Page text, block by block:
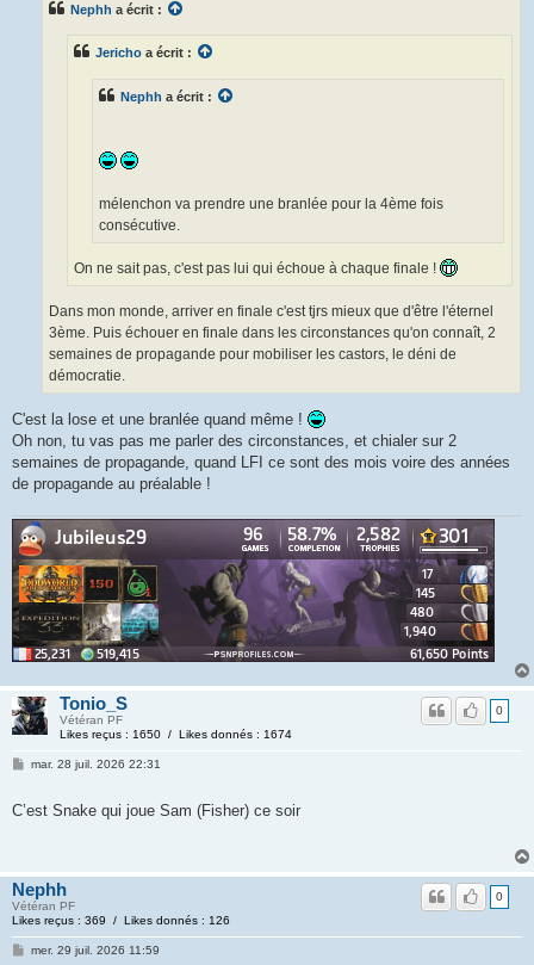
Nephh a écrit :
Jericho a écrit :
Nephh a écrit :
mélenchon va prendre une branlée pour la 4ème fois
consécutive.
On ne sait pas, c'est pas lui qui échoue à chaque finale !
Dans mon monde, arriver en finale c'est tjrs mieux que d'être l'éternel
3ème. Puis échouer en finale dans les circonstances qu'on connaît, 2
semaines de propagande pour mobiliser les castors, le déni de
démocratie.
C'est la lose et une branlée quand même !
Oh non, tu vas pas me parler des circonstances, et chialer sur 2
semaines de propagande, quand LFI ce sont des mois voire des années
de propagande au préalable !
Tonio_S
Vétéran PF
Likes reçus : 1650 / Likes donnés : 1674
0
mar. 28 juil. 2026 22:31
C’est Snake qui joue Sam (Fisher) ce soir
Nephh
Vétéran PF
Likes reçus : 369 / Likes donnés : 126
0
mer. 29 juil. 2026 11:59